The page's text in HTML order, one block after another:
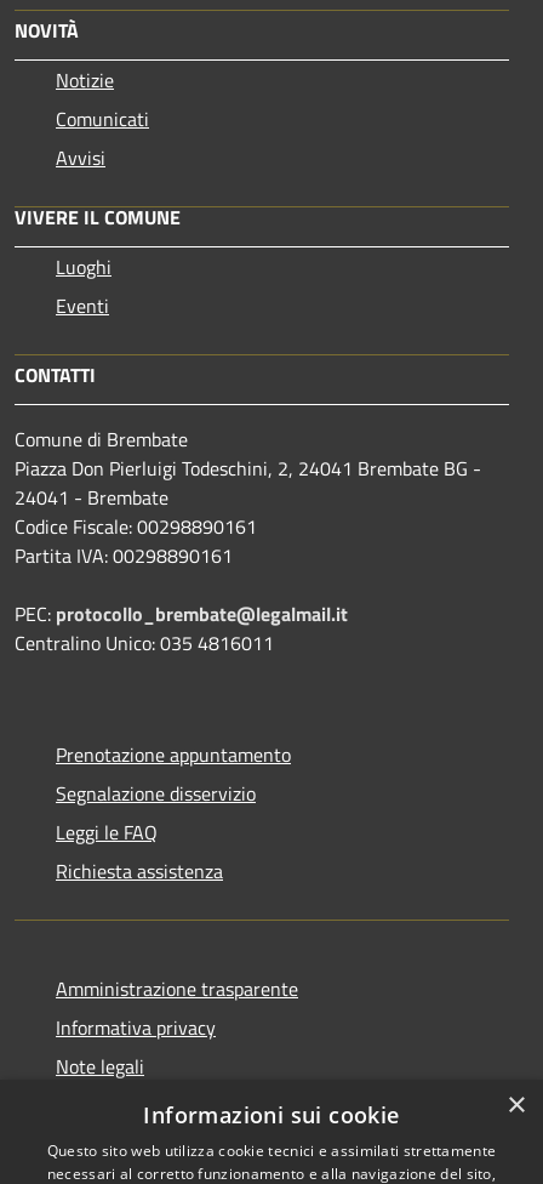
NOVITÀ
Notizie
Comunicati
Avvisi
VIVERE IL COMUNE
Luoghi
Eventi
CONTATTI
Comune di Brembate
Piazza Don Pierluigi Todeschini, 2, 24041 Brembate BG -
24041 - Brembate
Codice Fiscale: 00298890161
Partita IVA: 00298890161
PEC: protocollo_brembate@legalmail.it
Centralino Unico: 035 4816011
Prenotazione appuntamento
Segnalazione disservizio
Leggi le FAQ
Richiesta assistenza
Amministrazione trasparente
Informativa privacy
Note legali
Dichiarazione di accessibilità
×
Informazioni sui cookie
Questo sito web utilizza cookie tecnici e assimilati strettamente
necessari al corretto funzionamento e alla navigazione del sito,